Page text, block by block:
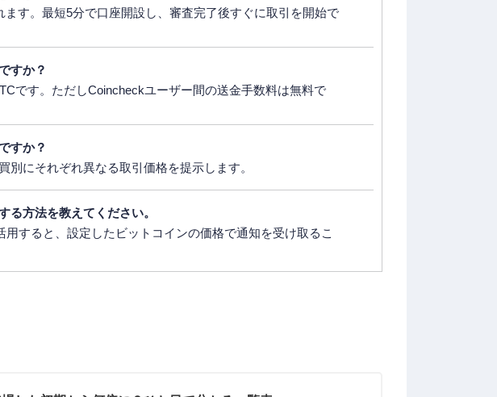
ます。最短5分で口座開設し、審査完了後すぐに取引を開始で
すか？
です。ただしCoincheckユーザー間の送金手数料は無料で
すか？
別にそれぞれ異なる取引価格を提示します。
る方法を教えてください。
すると、設定したビットコインの価格で通知を受け取るこ